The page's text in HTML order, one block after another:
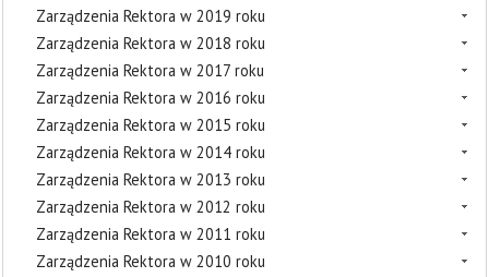
Zarządzenia Rektora w 2019 roku
Zarządzenia Rektora w 2018 roku
Zarządzenia Rektora w 2017 roku
Zarządzenia Rektora w 2016 roku
Zarządzenia Rektora w 2015 roku
Zarządzenia Rektora w 2014 roku
Zarządzenia Rektora w 2013 roku
Zarządzenia Rektora w 2012 roku
Zarządzenia Rektora w 2011 roku
Zarządzenia Rektora w 2010 roku